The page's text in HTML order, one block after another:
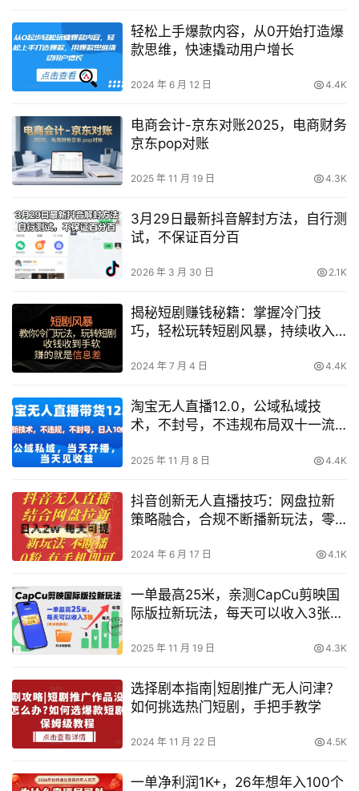
轻松上手爆款内容，从0开始打造爆
款思维，快速撬动用户增长
2024 年 6 月 12 日 4.4K
电商会计-京东对账2025，电商财务
京东pop对账
2025 年 11 月 19 日 4.3K
3月29日最新抖音解封方法，自行测
试，不保证百分百
2026 年 3 月 30 日 2.1K
揭秘短剧赚钱秘籍：掌握冷门技
巧，轻松玩转短剧风暴，持续收入
2024 年 7 月 4 日 4.4K
淘宝无人直播12.0，公域私域技
术，不封号，不违规布局双十一流
秘】
2025 年 11 月 8 日 4.4K
抖音创新无人直播技巧：网盘拉新
策略融合，合规不断播新玩法，零
2024 年 6 月 17 日 4.1K
一单最高25米，亲测CapCu剪映国
际版拉新玩法，每天可以收入3张
2025 年 11 月 19 日 4.3K
选择剧本指南|短剧推广无人问津？
如何挑选热门短剧，手把手教学
2024 年 11 月 22 日 4.5K
一单净利润1K+，26年想年入100个